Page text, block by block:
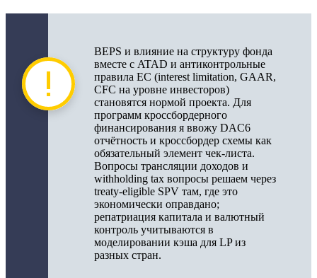
BEPS и влияние на структуру фонда
вместе с ATAD и антиконтрольные
правила ЕС (interest limitation, GAAR,
CFC на уровне инвесторов)
становятся нормой проекта. Для
программ кроссбордерного
финансирования я ввожу DAC6
отчётность и кроссбордер схемы как
обязательный элемент чек-листа.
Вопросы трансляции доходов и
withholding tax вопросы решаем через
treaty-eligible SPV там, где это
экономически оправдано;
репатриация капитала и валютный
контроль учитываются в
моделировании кэша для LP из
разных стран.